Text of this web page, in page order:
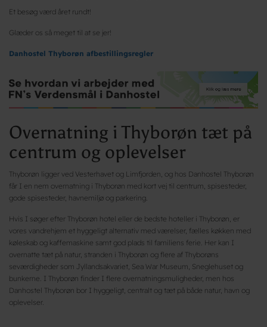
Et besøg værd året rundt!
Glæder os så meget til at se jer!
Danhostel Thyborøn afbestillingsregler
Overnatning i Thyborøn tæt på
centrum og oplevelser
Thyborøn ligger ved Vesterhavet og Limfjorden, og hos Danhostel Thyborøn
får I en nem overnatning i Thyborøn med kort vej til centrum, spisesteder,
gode spisesteder, havnemiljø og parkering.
Hvis I søger efter Thyborøn hotel eller de bedste hoteller i Thyborøn, er
vores vandrehjem et hyggeligt alternativ med værelser, fælles køkken med
køleskab og kaffemaskine samt god plads til familiens ferie. Her kan I
overnatte tæt på natur, stranden i Thyborøn og flere af Thyborøns
seværdigheder som Jyllandsakvariet, Sea War Museum, Sneglehuset og
bunkerne. I Thyborøn finder I flere overnatningsmuligheder, men hos
Danhostel Thyborøn bor I hyggeligt, centralt og tæt på både natur, havn og
oplevelser.